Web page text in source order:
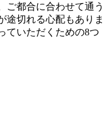
ご都合に合わせて通う
途切れる心配もありま
ていただくための8つ